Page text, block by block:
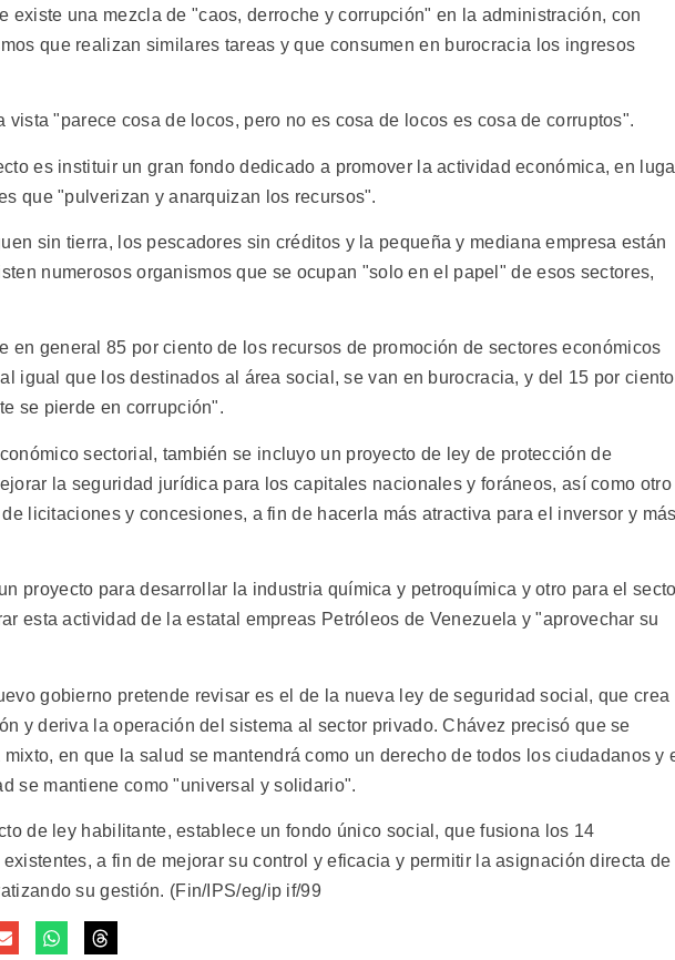
existe una mezcla de "caos, derroche y corrupción" en la administración, con
que realizan similares tareas y que consumen en burocracia los ingresos
vista "parece cosa de locos, pero no es cosa de locos es cosa de corruptos".
es instituir un gran fondo dedicado a promover la actividad económica, en
que "pulverizan y anarquizan los recursos".
sin tierra, los pescadores sin créditos y la pequeña y mediana empresa están
numerosos organismos que se ocupan "solo en el papel" de esos sectores,
en general 85 por ciento de los recursos de promoción de sectores económicos
igual que los destinados al área social, se van en burocracia, y del 15 por ciento
se pierde en corrupción".
sectorial, también se incluyo un proyecto de ley de protección de
la seguridad jurídica para los capitales nacionales y foráneos, así como otro
licitaciones y concesiones, a fin de hacerla más atractiva para el inversor y
proyecto para desarrollar la industria química y petroquímica y otro para el
esta actividad de la estatal empreas Petróleos de Venezuela y "aprovechar su
gobierno pretende revisar es el de la nueva ley de seguridad social, que crea
y deriva la operación del sistema al sector privado. Chávez precisó que se
en que la salud se mantendrá como un derecho de todos los ciudadanos y
se mantiene como "universal y solidario".
de ley habilitante, establece un fondo único social, que fusiona los 14
a fin de mejorar su control y eficacia y permitir la asignación directa de
su gestión. (Fin/IPS/eg/ip if/99